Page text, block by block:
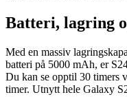
Batteri, lagring
Med en massiv
batteri på 5000 mAh, er
Du kan se opptil 30 timers
timer. Utnytt hele Galaxy